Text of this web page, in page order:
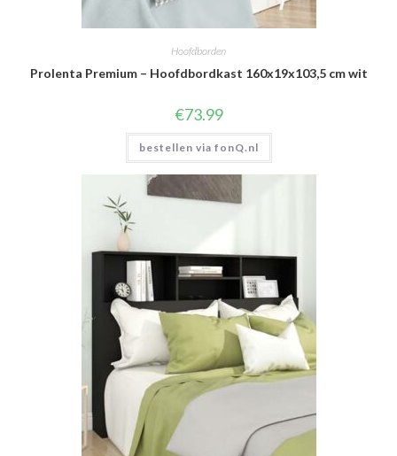
Hoofdborden
Prolenta Premium – Hoofdbordkast 160x19x103,5 cm wit
€73.99
bestellen via fonQ.nl